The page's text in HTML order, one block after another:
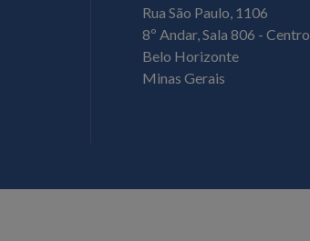
Rua São Paulo, 1106
8º Andar, Sala 806 - Centro
Belo Horizonte
Minas Gerais